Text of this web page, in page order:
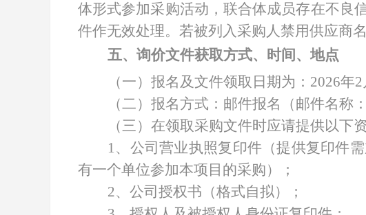
体形式参加采购活动，联合体成员存在不良
件作无效处理。若被列入采购人禁用供应商
五、询价文件获取方式、时间、地点
（一）报名及文件领取日期为： 2026年
（二）报名方式：邮件报名（邮件名称
（三）在领取采购文件时应请提供以下
1、公司营业执照复印件（提供复印件
有一个单位参加本项目的采购）；
2、公司授权书（格式自拟）；